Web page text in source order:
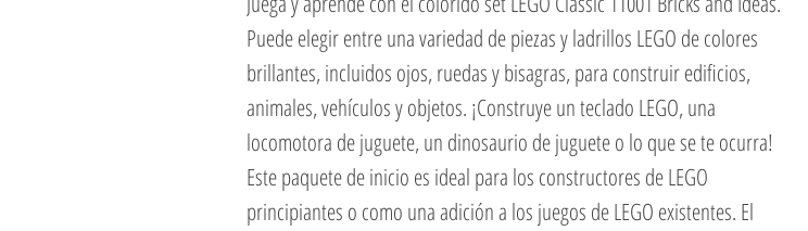
Puede elegir entre una variedad de piezas y ladrillos LEGO de colores
brillantes, incluidos ojos, ruedas y bisagras, para construir edificios,
animales, vehículos y objetos. ¡Construye un teclado LEGO, una
locomotora de juguete, un dinosaurio de juguete o lo que se te ocurra!
Este paquete de inicio es ideal para los constructores de LEGO
principiantes o como una adición a los juegos de LEGO existentes. El